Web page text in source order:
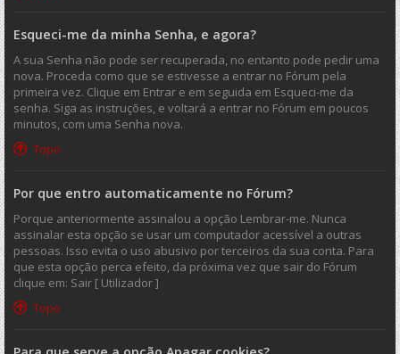
Esqueci-me da minha Senha, e agora?
A sua Senha não pode ser recuperada, no entanto pode pedir uma
nova. Proceda como que se estivesse a entrar no Fórum pela
primeira vez. Clique em Entrar e em seguida em Esqueci-me da
senha. Siga as instruções, e voltará a entrar no Fórum em poucos
minutos, com uma Senha nova.
Topo
Por que entro automaticamente no Fórum?
Porque anteriormente assinalou a opção Lembrar-me. Nunca
assinalar esta opção se usar um computador acessível a outras
pessoas. Isso evita o uso abusivo por terceiros da sua conta. Para
que esta opção perca efeito, da próxima vez que sair do Fórum
clique em: Sair [ Utilizador ]
Topo